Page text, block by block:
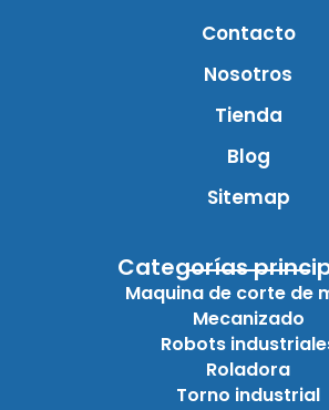
Contacto
Nosotros
Tienda
Blog
Sitemap
Categorías
Maquina de corte de
Mecanizado
Robots
Roladora
Torno industrial